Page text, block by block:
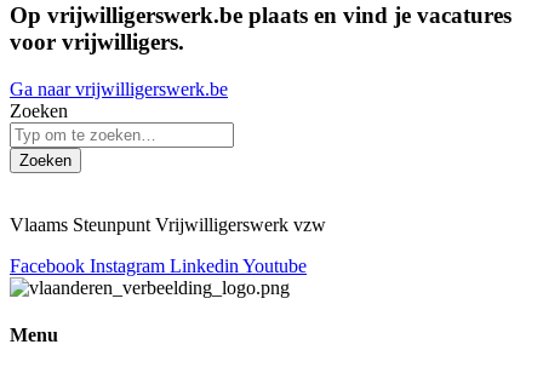
Op vrijwilligerswerk.be plaats en vind je vacatures
voor vrijwilligers.
Ga naar vrijwilligerswerk.be
Zoeken
Zoeken
Vlaams Steunpunt Vrijwilligerswerk vzw
Facebook Instagram Linkedin Youtube
Menu